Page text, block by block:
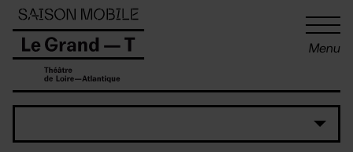
Menu
Panneau de gestion des cookies